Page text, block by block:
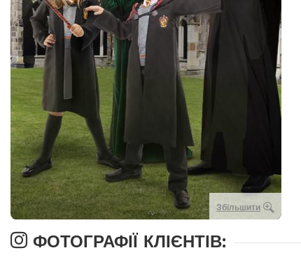
Збільшити
ФОТОГРАФІЇ КЛІЄНТІВ: